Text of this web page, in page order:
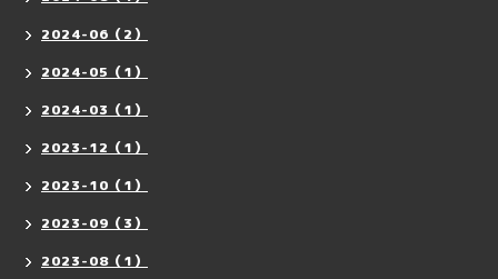
2024-06（2）
2024-05（1）
2024-03（1）
2023-12（1）
2023-10（1）
2023-09（3）
2023-08（1）